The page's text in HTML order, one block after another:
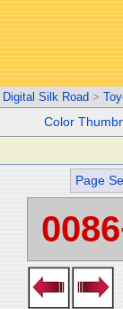
Digital Silk Road >
Color
Page